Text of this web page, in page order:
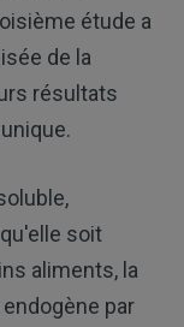
étude a
de la
résultats
soit
aliments, la
par